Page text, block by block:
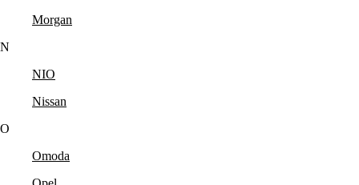
Morgan
N
NIO
Nissan
O
Omoda